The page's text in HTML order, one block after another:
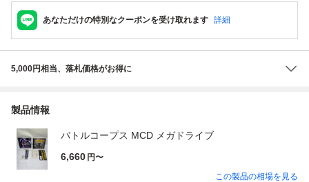
あなただけの特別なクーポンを受け取れます 詳細
5,000円相当、落札価格がお得に
製品情報
バトルコープス MCD メガドライブ
6,660 円〜
この製品の相場を見る